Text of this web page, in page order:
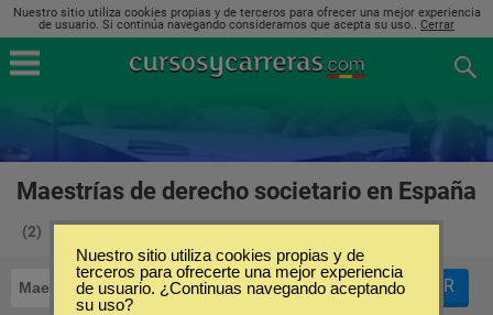
Nuestro sitio utiliza cookies propias y de terceros para ofrecer una mejor experiencia
de usuario. Si continúa navegando consideramos que acepta su uso.. Cerrar
Maestrías de derecho societario en España
(2)
Maestrías Derecho Societario FILTRAR
Nuestro sitio utiliza cookies propias y de
terceros para ofrecerte una mejor experiencia
de usuario. ¿Continuas navegando aceptando
su uso?